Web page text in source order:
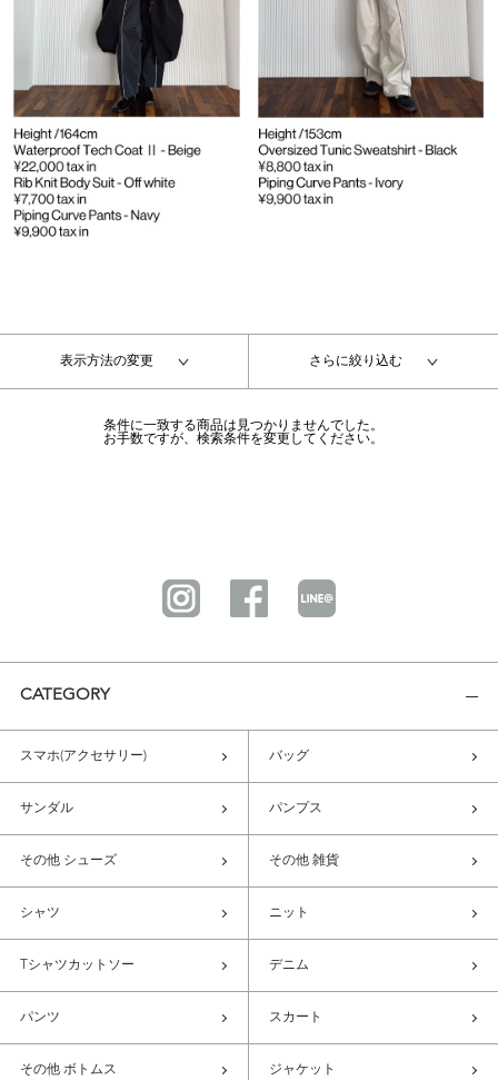
表示方法の変更 さらに絞り込む
条件に一致する商品は見つかりませんでした。
お手数ですが、検索条件を変更してください。
CATEGORY
スマホ(アクセサリー) バッグ
サンダル パンプス
その他 シューズ その他 雑貨
シャツ ニット
Tシャツカットソー デニム
パンツ スカート
その他 ボトムス ジャケット